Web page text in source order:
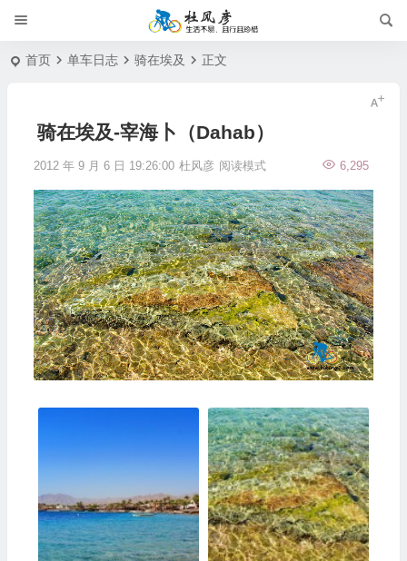
首页 单车日志 骑在埃及 正文
骑在埃及-宰海卜（Dahab）
2012 年 9 月 6 日 19:26:00 杜风彦 6,295
阅读模式